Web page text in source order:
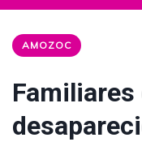
AMOZOC
Familiares